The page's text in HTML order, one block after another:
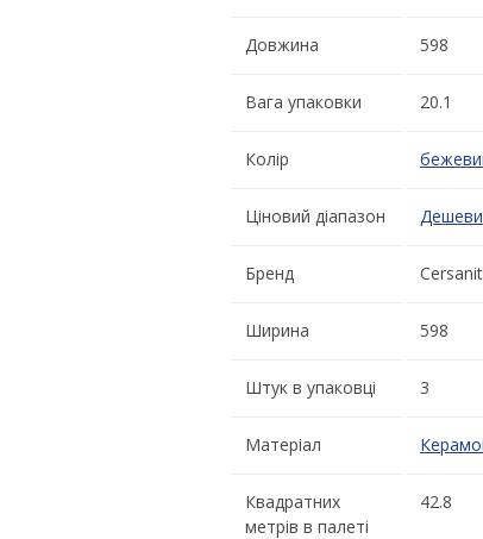
Довжина 598
Вага упаковки 20.1
Колір
Ціновий діапазон
Бренд Cersanit
Ширина 598
Штук в упаковці 3
Матеріал
Квадратних
метрів в палеті
42.8